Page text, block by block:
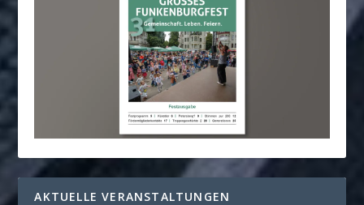
AKTUELLE VERANSTALTUNGEN